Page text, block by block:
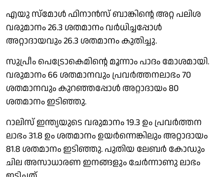
എയു സ്മോൾ ഫിനാൻസ് ബാങ്കിൻ്റെ അറ്റ പലിശ
വരുമാനം 26.3 ശതമാനം വർധിച്ചപ്പോൾ
അറ്റാദായവും 26.3 ശതമാനം കുതിച്ചു.
സുപ്രീം പെട്രോകെമിൻ്റെ മൂന്നാം പാദം മോശമായി.
വരുമാനം 66 ശതമാനവും പ്രവർത്തനലാഭം 70
ശതമാനവും കുറഞ്ഞപ്പോൾ അറ്റാദായം 80
ശതമാനം ഇടിഞ്ഞു.
റാലിസ് ഇന്ത്യയുടെ വരുമാനം 19.3 ഉം പ്രവർത്തന
ലാഭം 31.8 ഉം ശതമാനം ഉയർന്നെങ്കിലും അറ്റാദായം
81.8 ശതമാനം ഇടിഞ്ഞു. പുതിയ ലേബർ കോഡും
ചില അസാധാരണ ഇനങ്ങളും ചേർന്നാണു ലാഭം